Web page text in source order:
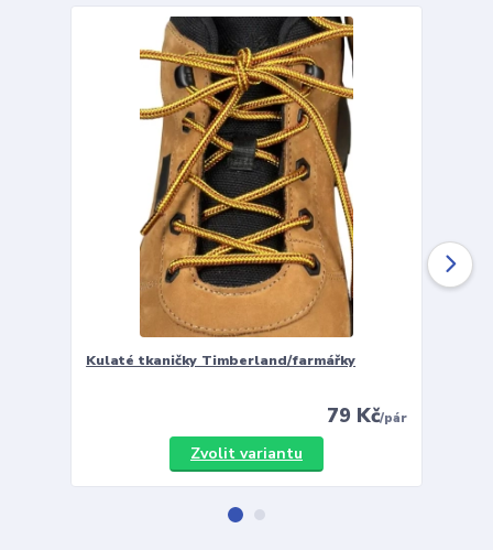
Kulaté tkaničky Timberland/farmářky
79 Kč/pár
Zvolit variantu